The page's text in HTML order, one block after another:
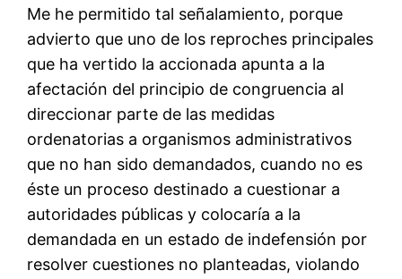
Me he permitido tal señalamiento, porque
advierto que uno de los reproches principales
que ha vertido la accionada apunta a la
afectación del principio de congruencia al
direccionar parte de las medidas
ordenatorias a organismos administrativos
que no han sido demandados, cuando no es
éste un proceso destinado a cuestionar a
autoridades públicas y colocaría a la
demandada en un estado de indefensión por
resolver cuestiones no planteadas, violando